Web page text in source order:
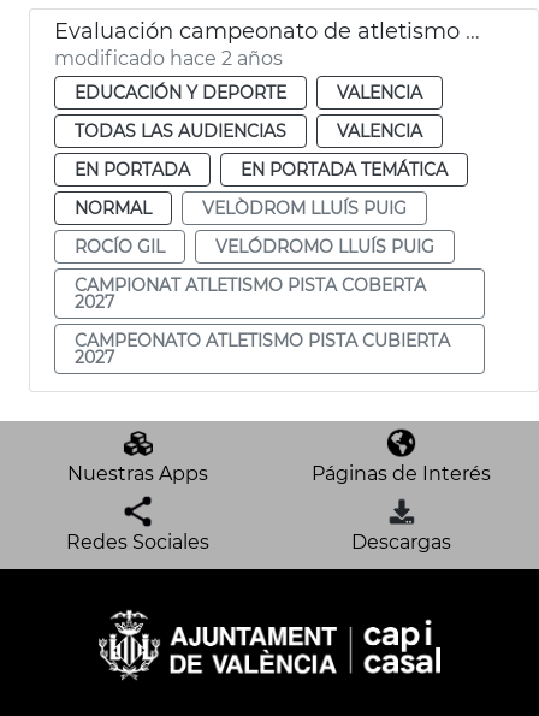
Evaluación campeonato de atletismo 2027
modificado hace 2 años
EDUCACIÓN Y DEPORTE
VALENCIA
TODAS LAS AUDIENCIAS
VALENCIA
EN PORTADA
EN PORTADA TEMÁTICA
NORMAL
VELÒDROM LLUÍS PUIG
ROCÍO GIL
VELÓDROMO LLUÍS PUIG
CAMPIONAT ATLETISMO PISTA COBERTA
2027
CAMPEONATO ATLETISMO PISTA CUBIERTA
2027
Nuestras Apps Páginas de Interés
Redes Sociales Descargas